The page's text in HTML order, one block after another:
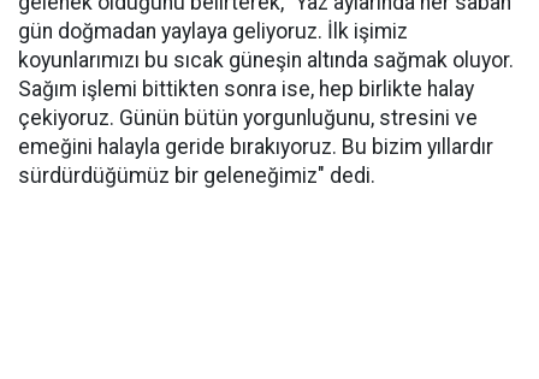
gün doğmadan yaylaya geliyoruz. İlk işimiz
koyunlarımızı bu sıcak güneşin altında sağmak oluyor.
Sağım işlemi bittikten sonra ise, hep birlikte halay
çekiyoruz. Günün bütün yorgunluğunu, stresini ve
emeğini halayla geride bırakıyoruz. Bu bizim yıllardır
sürdürdüğümüz bir geleneğimiz" dedi.